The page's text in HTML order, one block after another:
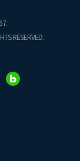
RESERVED.